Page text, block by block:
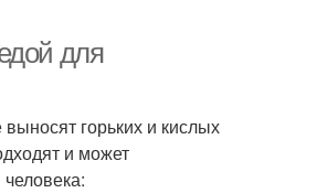
для
горьких и кислых
и может